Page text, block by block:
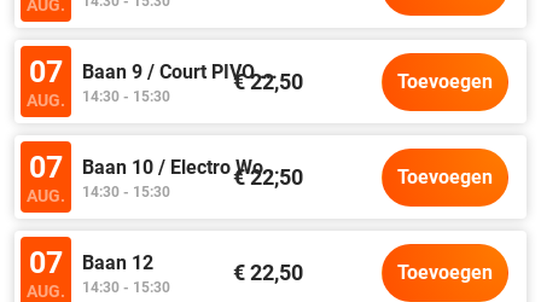
AUG.
07
AUG.
Baan 9 / Court PIVO...
14:30 - 15:30
€ 22,50 Toevoegen
07
AUG.
Baan 10 / Electro Wo...
14:30 - 15:30
€ 22,50 Toevoegen
07
AUG.
Baan 12
14:30 - 15:30
€ 22,50 Toevoegen